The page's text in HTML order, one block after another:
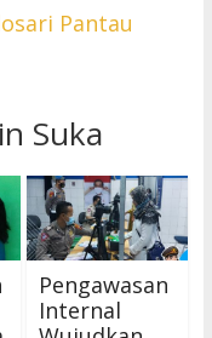
Pantau
Suka
Pengawasan
Internal